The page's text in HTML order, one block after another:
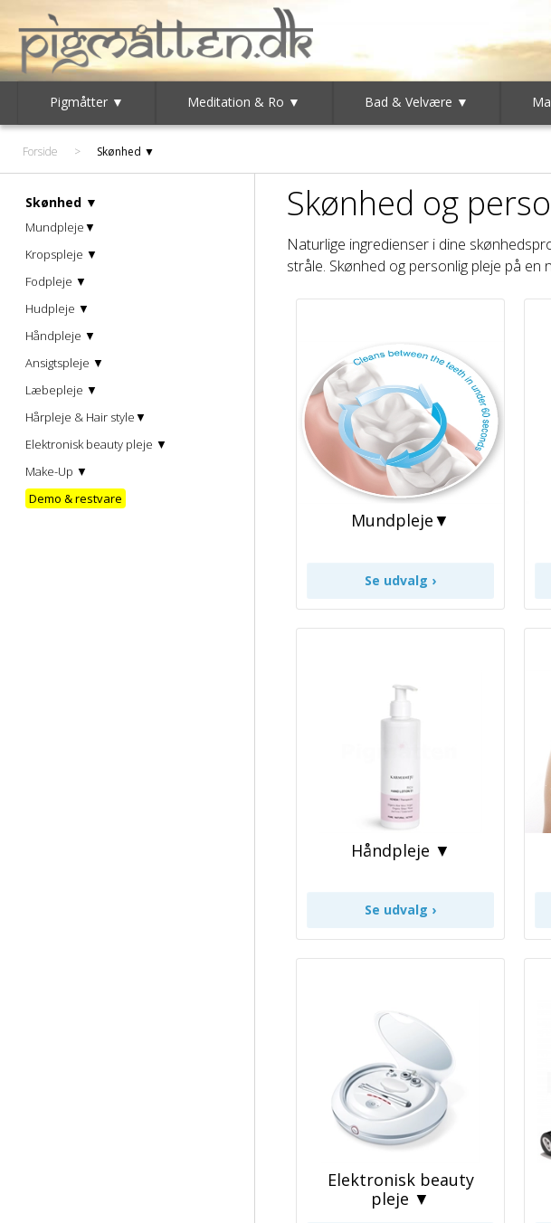
Pigmåtter ▼ Meditation & Ro ▼ Bad & Velvære ▼
Skønhed ▼
Mundpleje▼
Kropspleje ▼
Fodpleje ▼
Hudpleje ▼
Håndpleje ▼
Ansigtspleje ▼
Læbepleje ▼
Hårpleje & Hair style▼
Elektronisk beauty pleje ▼
Make-Up ▼
Demo & restvare
Forside > Skønhed ▼
Skønhed og
Naturlige ingredienser i dine
stråle. Skønhed og personlig pleje på
Mundpleje▼
Håndpleje ▼
Elektronisk beauty
pleje ▼